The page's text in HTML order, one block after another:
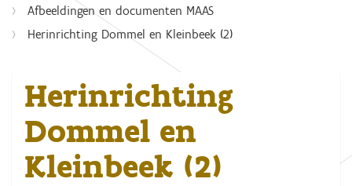
Afbeeldingen en documenten MAAS
Herinrichting Dommel en Kleinbeek (2)
Herinrichting
Dommel en
Kleinbeek (2)